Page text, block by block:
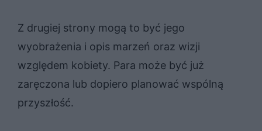
Z drugiej strony mogą to być jego
wyobrażenia i opis marzeń oraz wizji
względem kobiety. Para może być już
zaręczona lub dopiero planować wspólną
przyszłość.